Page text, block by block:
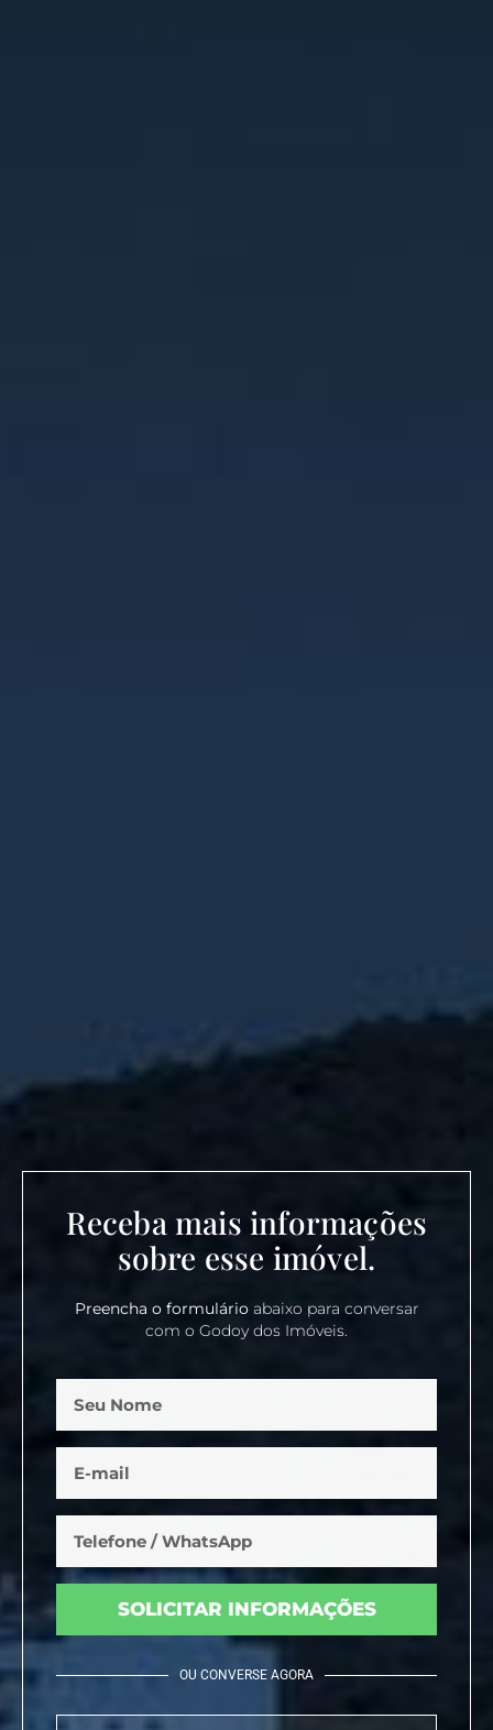
Receba mais informações
sobre esse imóvel.
Preencha o formulárioabaixo para conversar
com o Godoy dos Imóveis.
SOLICITAR INFORMAÇÕES
OU CONVERSE AGORA